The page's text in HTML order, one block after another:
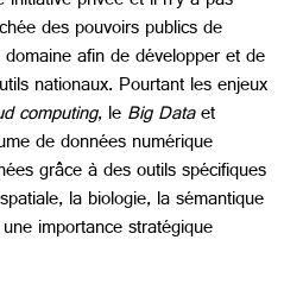
des pouvoirs publics de
afin de développer et de
nationaux. Pourtant les enjeux
computing, leBig Dataet
de données numérique
grâce à des outils spécifiques
la biologie, la sémantique
importance stratégique